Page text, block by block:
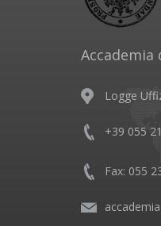
Accademia
Logge
+39 055
Fax: 055